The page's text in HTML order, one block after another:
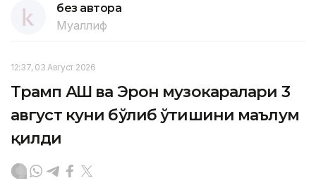
без автора
Муаллиф
12:37, 03 Август 2026
Трамп АҚШ ва Эрон музокаралари 3
август куни бўлиб ўтишини маълум
қилди